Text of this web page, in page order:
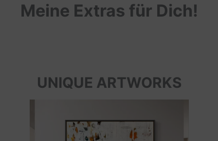
Meine Extras für Dich!
UNIQUE ARTWORKS